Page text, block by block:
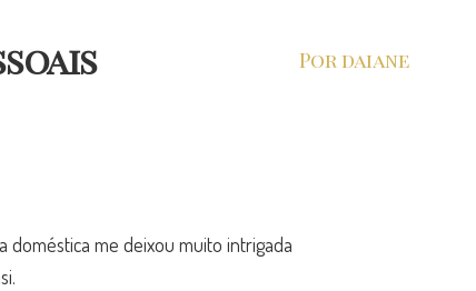
Por daiane
doméstica me deixou muito intrigada